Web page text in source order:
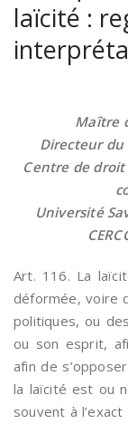
laïcité :
Maître
Directeur du
Centre de
Université
Art. 116. La
déformée, voire
politiques, ou
ou son esprit,
afin de
la laïcité est ou
souvent à